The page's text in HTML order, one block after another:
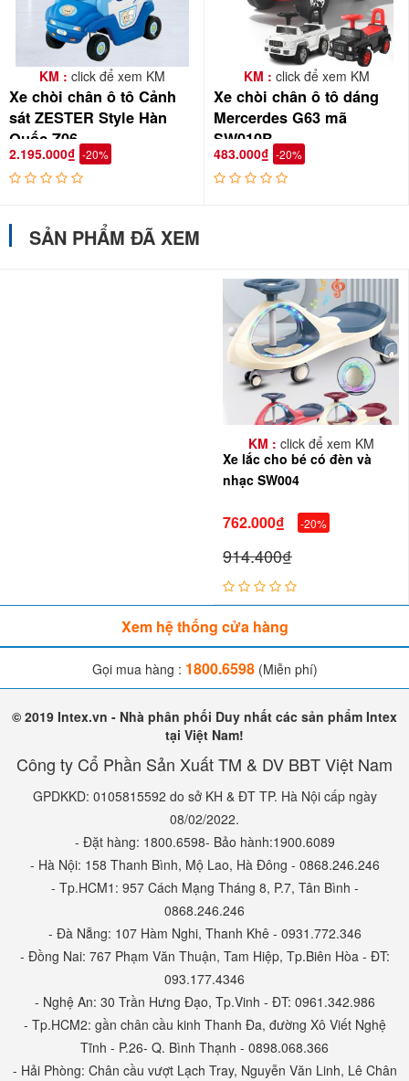
KM : click để xem KM
Xe chòi chân ô tô Cảnh
sát ZESTER Style Hàn
Quốc Z06
2.195.000₫ -20%
KM : click để xem KM
Xe chòi chân ô tô dáng
Mercerdes G63 mã
SW010B
483.000₫ -20%
SẢN PHẨM ĐÃ XEM
KM : click để xem KM
Xe lắc cho bé có đèn và
nhạc SW004
762.000₫ -20%
914.400₫
Xem hệ thống cửa hàng
Gọi mua hàng : 1800.6598(Miễn phí)
© 2019 Intex.vn - Nhà phân phối Duy nhất các sản phẩm Intex
tại Việt Nam!
Công ty Cổ Phần Sản Xuất TM & DV BBT Việt Nam
GPDKKD: 0105815592 do sở KH & ĐT TP. Hà Nội cấp ngày
08/02/2022.
- Đặt hàng: 1800.6598- Bảo hành:1900.6089
- Hà Nội: 158 Thanh Bình, Mộ Lao, Hà Đông - 0868.246.246
- Tp.HCM1: 957 Cách Mạng Tháng 8, P.7, Tân Bình -
0868.246.246
- Đà Nẵng: 107 Hàm Nghi, Thanh Khê - 0931.772.346
- Đồng Nai: 767 Phạm Văn Thuận, Tam Hiệp, Tp.Biên Hòa - ĐT:
093.177.4346
- Nghệ An: 30 Trần Hưng Đạo, Tp.Vinh - ĐT: 0961.342.986
- Tp.HCM2: gần chân cầu kinh Thanh Đa, đường Xô Viết Nghệ
Tĩnh - P.26- Q. Bình Thạnh - 0898.068.366
- Hải Phòng: Chân cầu vượt Lạch Tray, Nguyễn Văn Linh, Lê Chân